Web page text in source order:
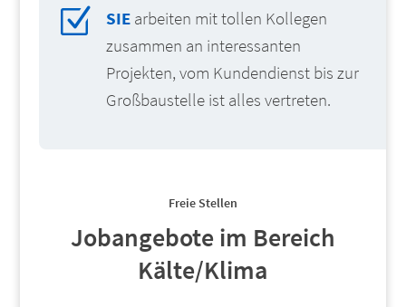
Z SIE arbeiten mit tollen Kollegen
zusammen an interessanten
Projekten, vom Kundendienst bis zur
Großbaustelle ist alles vertreten.
Freie Stellen
Jobangebote im Bereich
Kälte/Klima